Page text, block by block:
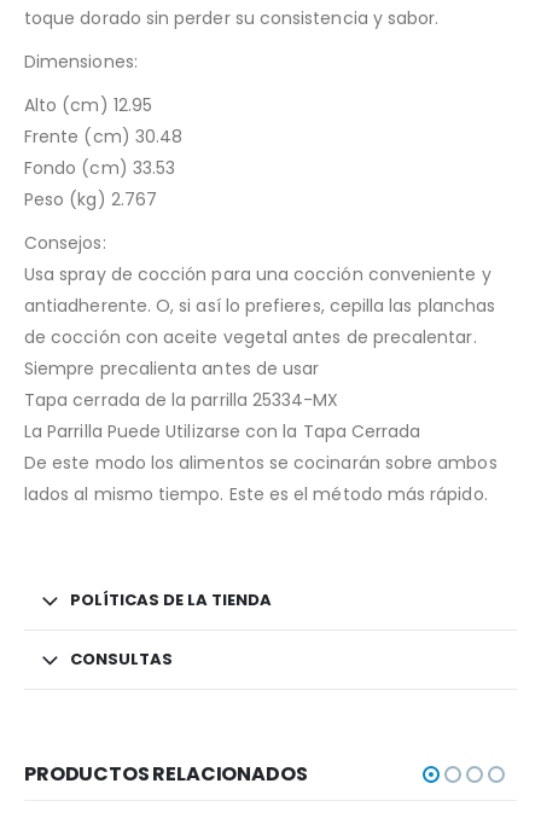
toque dorado sin perder su consistencia y sabor.
Dimensiones:
Alto (cm) 12.95
Frente (cm) 30.48
Fondo (cm) 33.53
Peso (kg) 2.767
Consejos:
Usa spray de cocción para una cocción conveniente y
antiadherente. O, si así lo prefieres, cepilla las planchas
de cocción con aceite vegetal antes de precalentar.
Siempre precalienta antes de usar
Tapa cerrada de la parrilla 25334-MX
La Parrilla Puede Utilizarse con la Tapa Cerrada
De este modo los alimentos se cocinarán sobre ambos
lados al mismo tiempo. Este es el método más rápido.
POLÍTICAS DE LA TIENDA
CONSULTAS
PRODUCTOS RELACIONADOS